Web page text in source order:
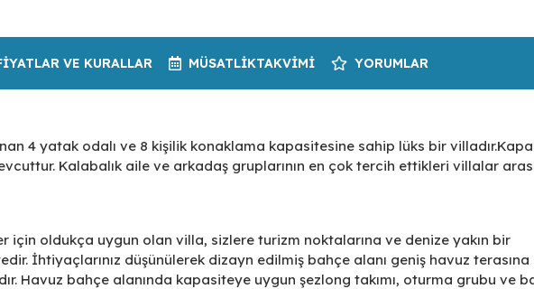
VE KURALLAR MÜSATLIKTAKVIMI YORUMLAR
4 yatak odalı ve 8 kişilik konaklama kapasitesine sahip lüks bir
Kalabalık aile ve arkadaş gruplarının en çok tercih ettikleri villalar
için oldukça uygun olan villa, sizlere turizm noktalarına ve denize yakın bir
İhtiyaçlarınız düşünülerek dizayn edilmiş bahçe alanı geniş havuz terasına
Havuz bahçe alanında kapasiteye uygun şezlong takımı, oturma grubu ve